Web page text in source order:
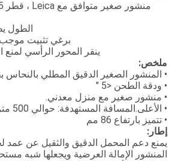
الطول
برغي تثبيت
ينقر المحور الرأسي لمنع
ملخص:
• المنشور الصغير الدقيق المطلي بالنحاس بقطر
• ودقة الطحن <5 "
• منشور صغير مع منزل معدني.
• الأعلى.المسافة المستهدفة: حوالي 500 متر
• تتميز بارتفاع 86 مم
إطار:
يمنع دعم المحمل الدقيق والثقيل عن عمد
المنشور الإمالة العرضية ويجعلها شبه